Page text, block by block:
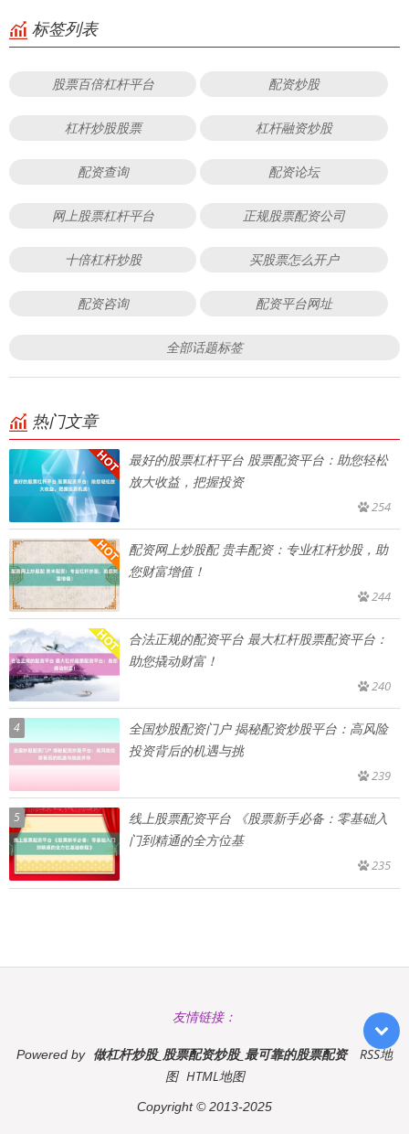
标签列表
股票百倍杠杆平台 配资炒股
杠杆炒股股票 杠杆融资炒股
配资查询 配资论坛
网上股票杠杆平台 正规股票配资公司
十倍杠杆炒股 买股票怎么开户
配资咨询 配资平台网址
全部话题标签
热门文章
最好的股票杠杆平台 股票配资平台：助您轻松
放大收益，把握投资
254
配资网上炒股配 贵丰配资：专业杠杆炒股，助
您财富增值！
244
合法正规的配资平台 最大杠杆股票配资平台：
助您撬动财富！
240
4
全国炒股配资门户 揭秘配资炒股平台：高风险
投资背后的机遇与挑
239
5
线上股票配资平台 《股票新手必备：零基础入
门到精通的全方位基
235
友情链接：
Powered by 做杠杆炒股_股票配资炒股_最可靠的股票配资
RSS地
图 HTML地图
Copyright© 2013-2025